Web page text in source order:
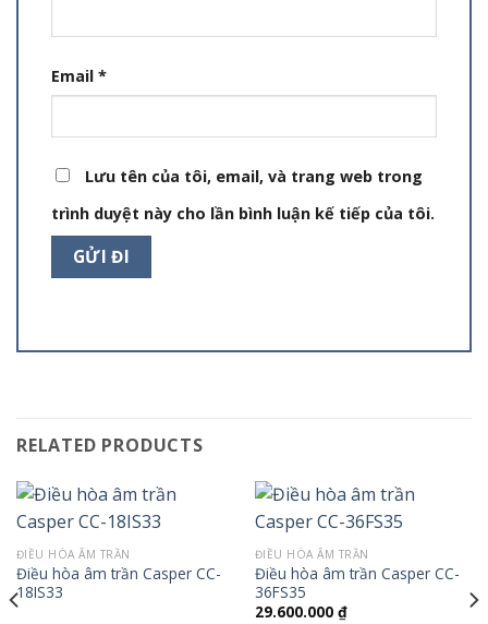
Email *
Lưu tên của tôi, email, và trang web trong
trình duyệt này cho lần bình luận kế tiếp của tôi.
RELATED PRODUCTS
ĐIỀU HÒA ÂM TRẦN
Điều hòa âm trần Casper CC-
18IS33
ĐIỀU HÒA ÂM TRẦN
Điều hòa âm trần Casper CC-
36FS35
29.600.000 ₫